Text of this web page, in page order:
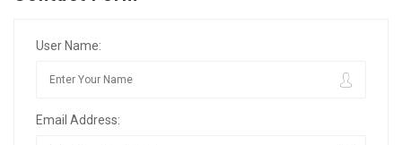
User Name:
Email Address: